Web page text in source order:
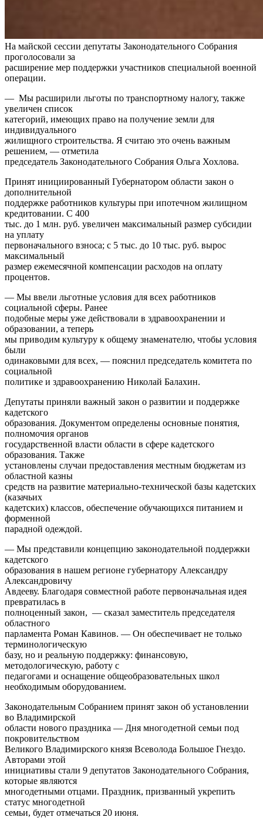
На майской сессии депутаты Законодательного Собрания
проголосовали за
расширение мер поддержки участников специальной военной
операции.
— Мы расширили льготы по транспортному налогу, также
увеличен список
категорий, имеющих право на получение земли для
индивидуального
жилищного строительства. Я считаю это очень важным
решением, — отметила
председатель Законодательного Собрания Ольга Хохлова.
Принят инициированный Губернатором области закон о
дополнительной
поддержке работников культуры при ипотечном жилищном
кредитовании. С 400
тыс. до 1 млн. руб. увеличен максимальный размер субсидии
на уплату
первоначального взноса; с 5 тыс. до 10 тыс. руб. вырос
максимальный
размер ежемесячной компенсации расходов на оплату
процентов.
— Мы ввели льготные условия для всех работников
социальной сферы. Ранее
подобные меры уже действовали в здравоохранении и
образовании, а теперь
мы приводим культуру к общему знаменателю, чтобы условия
были
одинаковыми для всех, — пояснил председатель комитета по
социальной
политике и здравоохранению Николай Балахин.
Депутаты приняли важный закон о развитии и поддержке
кадетского
образования. Документом определены основные понятия,
полномочия органов
государственной власти области в сфере кадетского
образования. Также
установлены случаи предоставления местным бюджетам из
областной казны
средств на развитие материально-технической базы кадетских
(казачьих
кадетских) классов, обеспечение обучающихся питанием и
форменной
парадной одеждой.
— Мы представили концепцию законодательной поддержки
кадетского
образования в нашем регионе губернатору Александру
Александровичу
Авдееву. Благодаря совместной работе первоначальная идея
превратилась в
полноценный закон, — сказал заместитель председателя
областного
парламента Роман Кавинов. — Он обеспечивает не только
терминологическую
базу, но и реальную поддержку: финансовую,
методологическую, работу с
педагогами и оснащение общеобразовательных школ
необходимым оборудованием.
Законодательным Собранием принят закон об установлении
во Владимирской
области нового праздника — Дня многодетной семьи под
покровительством
Великого Владимирского князя Всеволода Большое Гнездо.
Авторами этой
инициативы стали 9 депутатов Законодательного Собрания,
которые являются
многодетными отцами. Праздник, призванный укрепить
статус многодетной
семьи, будет отмечаться 20 июня.